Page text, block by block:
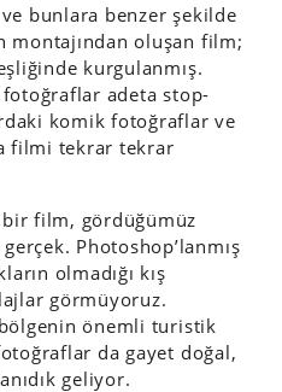
bunlara benzer şekilde
montajından oluşan film;
kurgulanmış.
adeta stop-
komik fotoğraflar ve
filmi tekrar tekrar
film, gördüğümüz
Photoshop’lanmış
olmadığı kış
görmüyoruz.
önemli turistik
da gayet doğal,
geliyor.